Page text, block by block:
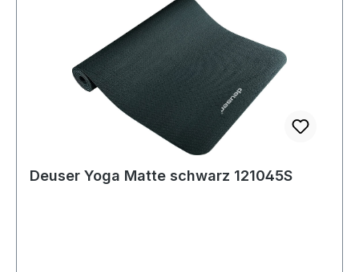
Deuser Yoga Matte schwarz 121045S